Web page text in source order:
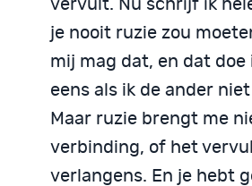
vervult. Nu schrijf ik
je nooit ruzie zou
mij mag dat, en dat doe
eens als ik de ander
Maar ruzie brengt me
verbinding, of het
verlangens. En je hebt